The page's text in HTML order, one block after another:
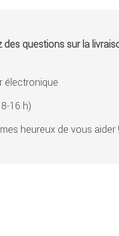
des questions sur la
électronique
16 h)
heureux de vous aider !